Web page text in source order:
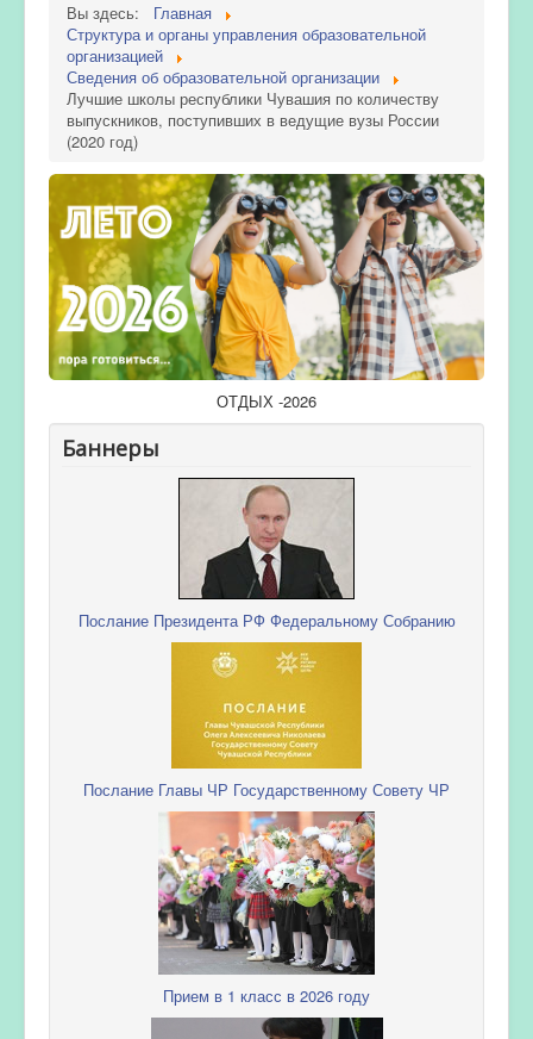
Вы здесь:
Главная
Структура и органы управления образовательной
организацией
Сведения об образовательной организации
Лучшие школы республики Чувашия по количеству
выпускников, поступивших в ведущие вузы России
(2020 год)
ОТДЫХ -2026
Баннеры
Послание Президента РФ Федеральному Собранию
Послание Главы ЧР Государственному Совету ЧР
Прием в 1 класс в 2026 году